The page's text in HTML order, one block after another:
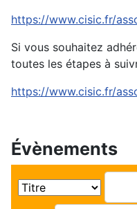
https://www.cisic.fr/
Si vous souhaitez
toutes les étapes à
https://www.cisic.fr/
Évènements